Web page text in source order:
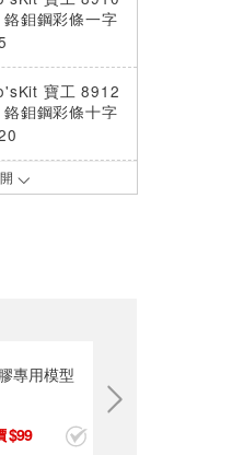
鉬鋼彩條一字
(6.0*100mm)
寶工 8912
鉻鉬鋼彩條十字
(#2*300mm)
寶工 89113
寶工 8911
鉬鋼彩條十字
子 (#1*100mm)
專用模型
99